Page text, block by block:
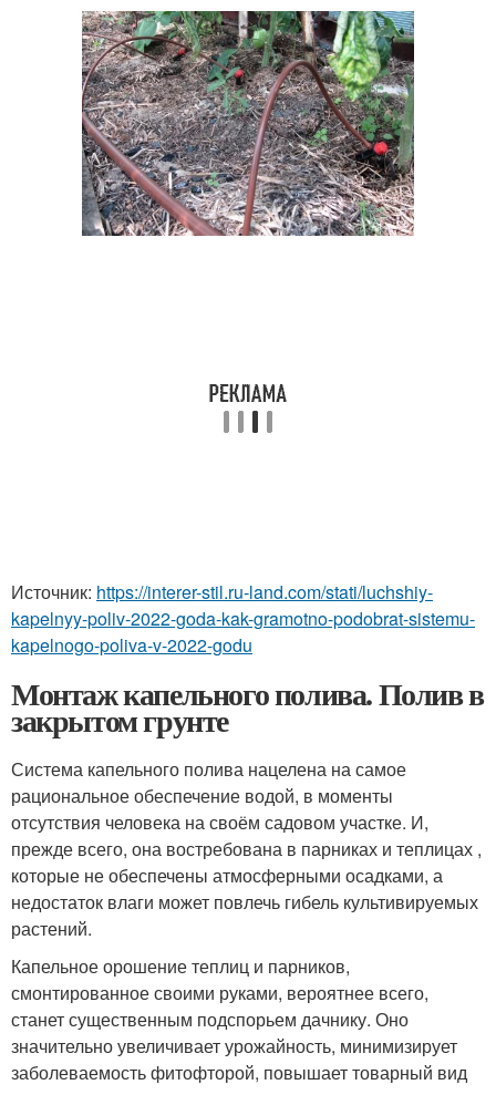
Источник: https://interer-stil.ru-land.com/stati/luchshiy-
kapelnyy-poliv-2022-goda-kak-gramotno-podobrat-sistemu-
kapelnogo-poliva-v-2022-godu
Монтаж капельного полива. Полив в
закрытом грунте
Система капельного полива нацелена на самое
рациональное обеспечение водой, в моменты
отсутствия человека на своём садовом участке. И,
прежде всего, она востребована в парниках и теплицах ,
которые не обеспечены атмосферными осадками, а
недостаток влаги может повлечь гибель культивируемых
растений.
Капельное орошение теплиц и парников,
смонтированное своими руками, вероятнее всего,
станет существенным подспорьем дачнику. Оно
значительно увеличивает урожайность, минимизирует
заболеваемость фитофторой, повышает товарный вид